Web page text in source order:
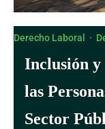
Derecho Laboral ·
Inclusión
las
Sector